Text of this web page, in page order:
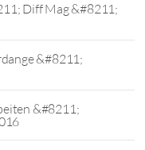
Diff Mag &#8211;
&#8211;
&#8211;